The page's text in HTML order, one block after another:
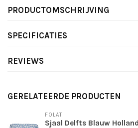
PRODUCTOMSCHRIJVING
SPECIFICATIES
REVIEWS
GERELATEERDE PRODUCTEN
FOLAT
Sjaal Delfts Blauw Holland